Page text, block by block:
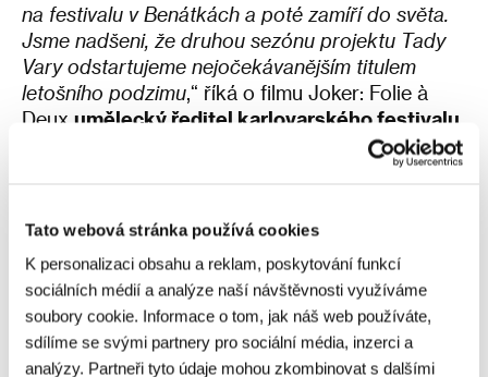
Tato webová stránka používá cookies
K personalizaci obsahu a reklam, poskytování funkcí
sociálních médií a analýze naší návštěvnosti využíváme
soubory cookie. Informace o tom, jak náš web používáte,
sdílíme se svými partnery pro sociální média, inzerci a
analýzy. Partneři tyto údaje mohou zkombinovat s dalšími
na festivalu v Benátkách a poté zamíří do světa.
Jsme nadšeni, že druhou sezónu projektu Tady
Vary odstartujeme nejočekávanějším titulem
letošního podzimu,“ říká o filmu Joker: Folie à
Deux umělecký ředitel karlovarského festivalu
Jeho předchůdce – snímek Joker –
exkluzivních sošek si nakonec po zásluze odnesl
objeví světoznámá zpěvačka a herečka Lady
Gaga a vše nasvědčuje tomu, že i tentokrát půjde
pro mnohé diváky o nezapomenutelný filmový
zážitek,“ doplňuje Karel Och.